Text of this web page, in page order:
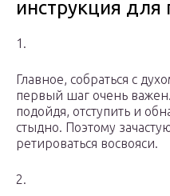
инструкция для
1.
Главное, собраться с
первый шаг очень
подойдя, отступить и
стыдно. Поэтому
ретироваться восвояси.
2.